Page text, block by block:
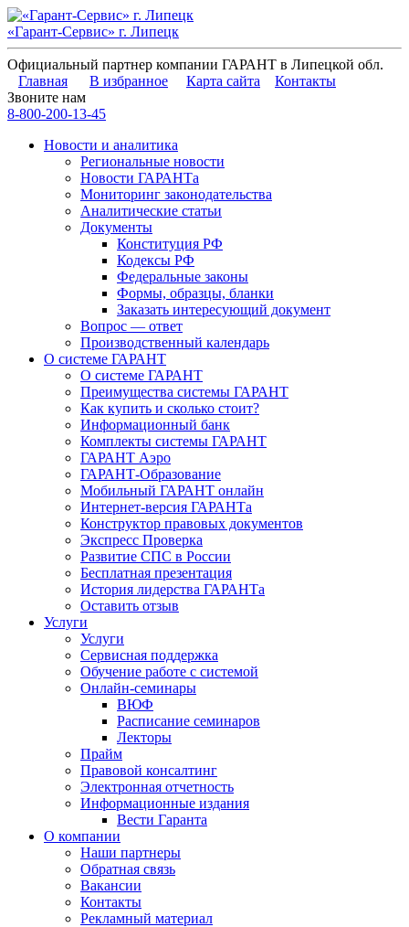
«Гарант-Сервис» г. Липецк
Официальный партнер компании ГАРАНТ в Липецкой обл.
Главная
В избранное Карта сайта
Контакты
Звоните нам
8-800-200-13-45
Новости и аналитика
Региональные новости
Новости ГАРАНТа
Мониторинг законодательства
Аналитические статьи
Документы
Конституция РФ
Кодексы РФ
Федеральные законы
Формы, образцы, бланки
Заказать интересующий документ
Вопрос — ответ
Производственный календарь
О системе ГАРАНТ
О системе ГАРАНТ
Преимущества системы ГАРАНТ
Как купить и сколько стоит?
Информационный банк
Комплекты системы ГАРАНТ
ГАРАНТ Аэро
ГАРАНТ-Образование
Мобильный ГАРАНТ онлайн
Интернет-версия ГАРАНТа
Конструктор правовых документов
Экспресс Проверка
Развитие СПС в России
Бесплатная презентация
История лидерства ГАРАНТа
Оставить отзыв
Услуги
Услуги
Сервисная поддержка
Обучение работе с системой
Онлайн-семинары
ВЮФ
Расписание семинаров
Лекторы
Прайм
Правовой консалтинг
Электронная отчетность
Информационные издания
Вести Гаранта
О компании
Наши партнеры
Обратная связь
Вакансии
Контакты
Рекламный материал